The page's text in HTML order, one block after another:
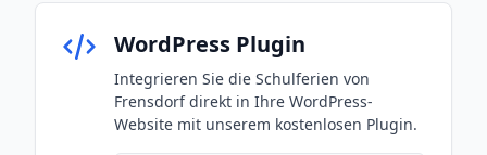
WordPress Plugin
Integrieren Sie die Schulferien von
Frensdorf direkt in Ihre WordPress-
Website mit unserem kostenlosen Plugin.